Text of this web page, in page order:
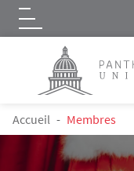
Aller au contenu principal
Logo
FIL D'ARIANE
Accueil Membres